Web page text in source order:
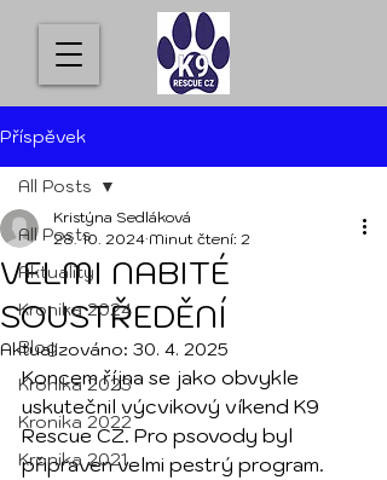
Příspěvek
All Posts
Aktuality
Kronika 2024
Blog
Kronika 2023
Kronika 2022
Kronika 2021
All Posts
VELMI NABITÉ
SOUSTŘEDĚNÍ
Kristýna Sedláková
28. 10. 2024 Minut čtení: 2
Aktualizováno: 30. 4. 2025
Koncem října se jako obvykle
uskutečnil výcvikový víkend K9
Rescue CZ. Pro psovody byl
připraven velmi pestrý program.